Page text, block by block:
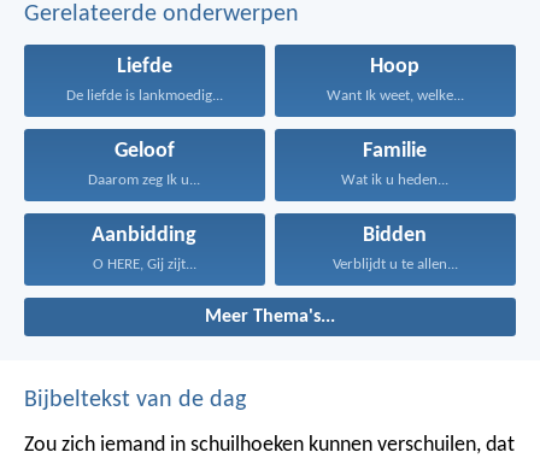
Gerelateerde onderwerpen
Liefde
De liefde is lankmoedig...
Hoop
Want Ik weet, welke...
Geloof
Daarom zeg Ik u...
Familie
Wat ik u heden...
Aanbidding
O HERE, Gij zijt...
Bidden
Verblijdt u te allen...
Meer Thema's...
Bijbeltekst van de dag
Zou zich iemand in schuilhoeken kunnen verschuilen, dat